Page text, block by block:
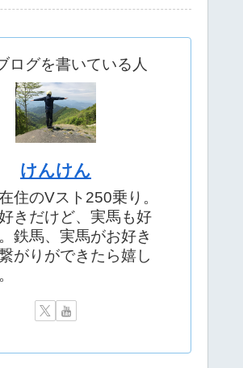
ログを書いている人
けんけん
住のVスト250乗り。
きだけど、実馬も好
鉄馬、実馬がお好き
がりができたら嬉し